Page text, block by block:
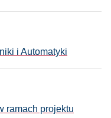
i Automatyki
ramach projektu